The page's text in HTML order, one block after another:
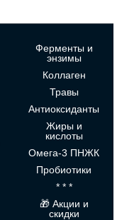
Ферменты и
энзимы
Коллаген
Травы
Антиоксиданты
Жиры и
кислоты
Омега-3 ПНЖК
Пробиотики
* * *
🎁 Акции и
скидки